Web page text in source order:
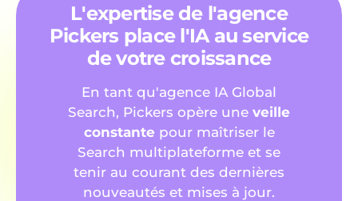
L'expertise de l'agence
Pickers place l'IA au service
de votre croissance
En tant qu'agence IA Global
Search, Pickers opère une veille
constante pour maîtriser le
Search multiplateforme et se
tenir au courant des dernières
nouveautés et mises à jour.